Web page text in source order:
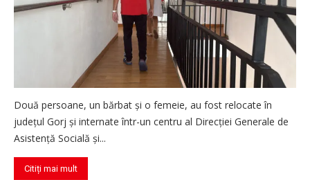
Două persoane, un bărbat și o femeie, au fost relocate în
județul Gorj și internate într-un centru al Direcției Generale de
Asistență Socială și...
Citiți mai mult